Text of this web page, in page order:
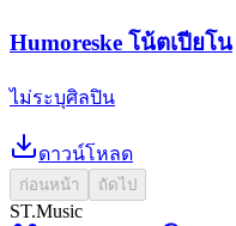
Humoreske โน้ตเปียโน
ไม่ระบุศิลปิน
ดาวน์โหลด
ก่อนหน้า ถัดไป
ST.Music